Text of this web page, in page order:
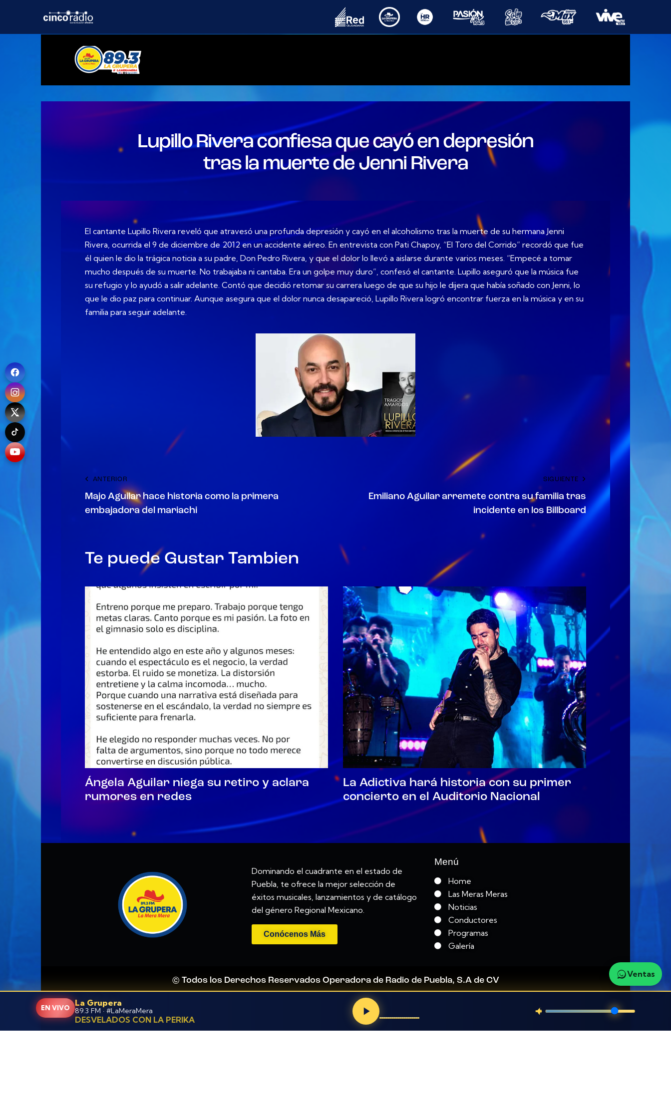
Lupillo Rivera confiesa que cayó en depresión
tras la muerte de Jenni Rivera
El cantante Lupillo Rivera reveló que atravesó una profunda depresión y cayó en el alcoholismo tras la muerte de su hermana Jenni
Rivera, ocurrida el 9 de diciembre de 2012 en un accidente aéreo. En entrevista con Pati Chapoy, “El Toro del Corrido” recordó que fue
él quien le dio la trágica noticia a su padre, Don Pedro Rivera, y que el dolor lo llevó a aislarse durante varios meses. “Empecé a tomar
mucho después de su muerte. No trabajaba ni cantaba. Era un golpe muy duro”, confesó el cantante. Lupillo aseguró que la música fue
su refugio y lo ayudó a salir adelante. Contó que decidió retomar su carrera luego de que su hijo le dijera que había soñado con Jenni, lo
que le dio paz para continuar. Aunque asegura que el dolor nunca desapareció, Lupillo Rivera logró encontrar fuerza en la música y en su
familia para seguir adelante.
ANTERIOR
Majo Aguilar hace historia como la primera
embajadora del mariachi
SIGUIENTE
Emiliano Aguilar arremete contra su familia tras
incidente en los Billboard
Te puede Gustar Tambien
Ángela Aguilar niega su retiro y aclara
rumores en redes
La Adictiva hará historia con su primer
concierto en el Auditorio Nacional
Dominando el cuadrante en el estado de
Puebla, te ofrece la mejor selección de
éxitos musicales, lanzamientos y de catálogo
del género Regional Mexicano.
Conócenos Más
Menú
Home
Las Meras Meras
Noticias
Conductores
Programas
Galería
© Todos los Derechos Reservados Operadora de Radio de Puebla, S.A de CV
EN VIVO La Grupera
89.3 FM · #LaMeraMera
DESVELADOS CON LA PERIKA
Ventas